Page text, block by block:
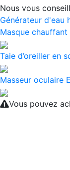
Nous vous
Générateur d'eau
Masque
Taie d’oreiller en
Masseur oculaire
Vous pouvez